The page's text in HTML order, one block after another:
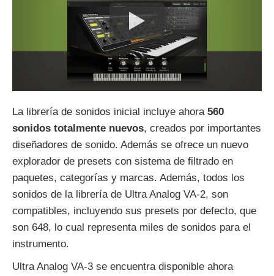
La librería de sonidos inicial incluye ahora 560
sonidos totalmente nuevos, creados por importantes
diseñadores de sonido. Además se ofrece un nuevo
explorador de presets con sistema de filtrado en
paquetes, categorías y marcas. Además, todos los
sonidos de la librería de Ultra Analog VA-2, son
compatibles, incluyendo sus presets por defecto, que
son 648, lo cual representa miles de sonidos para el
instrumento.
Ultra Analog VA-3 se encuentra disponible ahora